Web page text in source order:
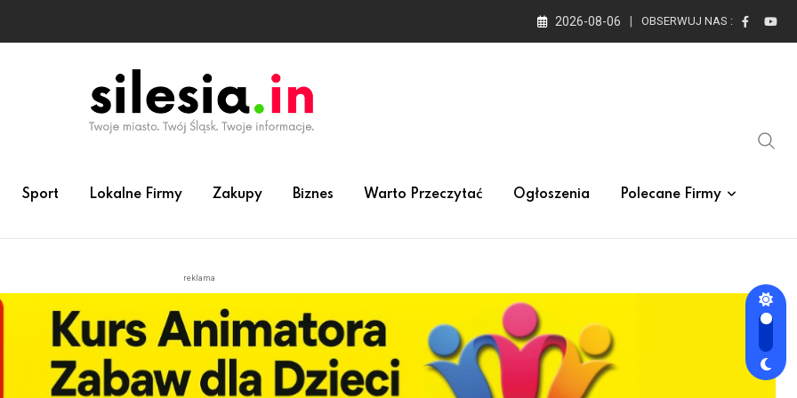
2026-08-06 OBSERWUJ NAS :
Sport Lokalne Firmy Zakupy Biznes Warto Przeczytać Ogłoszenia Polecane Firmy
reklama